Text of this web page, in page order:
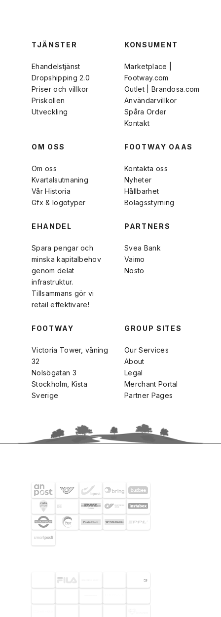
TJÄNSTER
Ehandelstjänst
Dropshipping 2.0
Priser och villkor
Priskollen
Utveckling
KONSUMENT
Marketplace |
Footway.com
Outlet | Brandosa.com
Användarvillkor
Spåra Order
Kontakt
OM OSS
Om oss
Kvartalsutmaning
Vår Historia
Gfx & logotyper
FOOTWAY OAAS
Kontakta oss
Nyheter
Hållbarhet
Bolagsstyrning
EHANDEL
Spara pengar och
minska kapitalbehov
genom delat
infrastruktur.
Tillsammans gör vi
retail effektivare!
PARTNERS
Svea Bank
Vaimo
Nosto
FOOTWAY
Victoria Tower, våning
32
Nolsögatan 3
Stockholm, Kista
Sverige
GROUP SITES
Our Services
About
Legal
Merchant Portal
Partner Pages